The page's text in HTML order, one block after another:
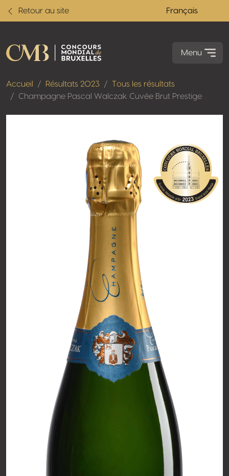
Retour au site Français
Menu
Accueil Résultats 2023
Tous les résultats
Champagne Pascal Walczak Cuvée Brut Prestige